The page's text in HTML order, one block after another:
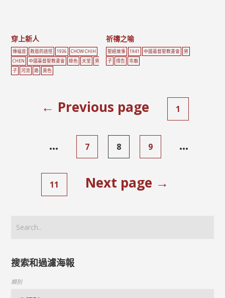
穿上新人
傳福音 救恩的途徑 1936
CHOW CHIH
CHEN
中國基督聖教書會 綠色 天堂
男
子
河流 路 黃色
祈禱之喻
聖經故事 1941 中國基督聖教書會
男
子
禱告 寺廟
← Previous page 1
... 7 8 9 ...
11 Next page →
搜索和過濾海報
類別